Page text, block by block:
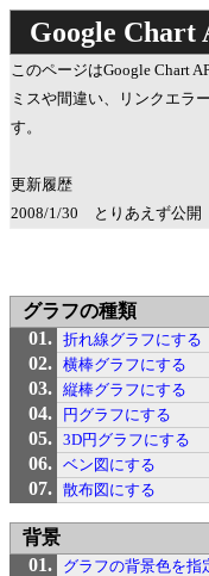
Google Chart
このページはGoogle Chart
ミスや間違い、リンクエラ
す。
更新履歴
2008/1/30 とりあえず公開
グラフの種類
折れ線グラフにする
横棒グラフにする
縦棒グラフにする
円グラフにする
3D円グラフにする
ベン図にする
散布図にする
背景
グラフの背景色を指